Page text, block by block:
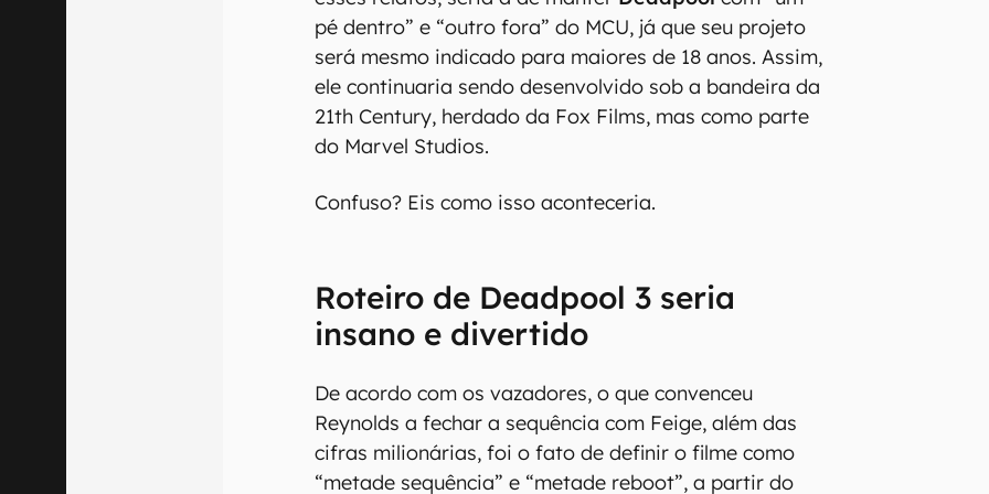
pé dentro” e “outro fora” do MCU, já que seu projeto
será mesmo indicado para maiores de 18 anos. Assim,
ele continuaria sendo desenvolvido sob a bandeira da
21th Century, herdado da Fox Films, mas como parte
do Marvel Studios.
Confuso? Eis como isso aconteceria.
Roteiro de Deadpool 3 seria
insano e divertido
De acordo com os vazadores, o que convenceu
Reynolds a fechar a sequência com Feige, além das
cifras milionárias, foi o fato de definir o filme como
“metade sequência” e “metade reboot”, a partir do